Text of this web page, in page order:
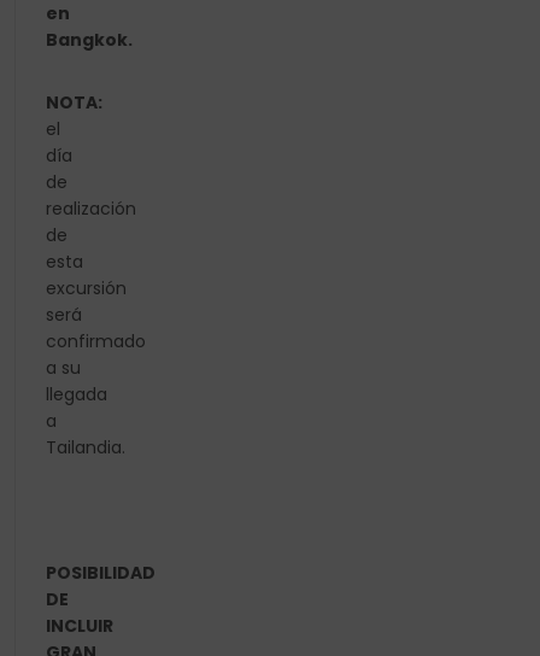
en
Bangkok.
NOTA:
el
día
de
realización
de
esta
excursión
será
confirmado
a su
llegada
a
Tailandia.
POSIBILIDAD
DE
INCLUIR